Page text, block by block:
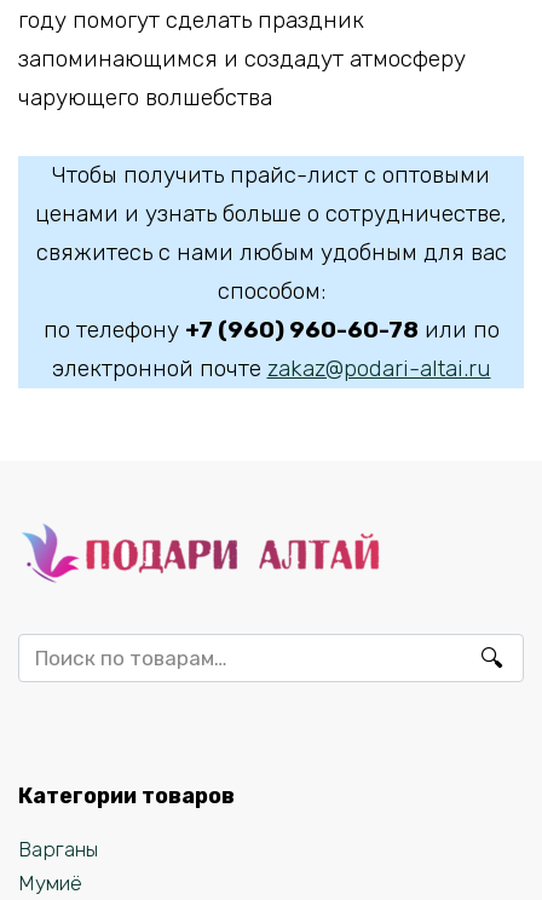
году помогут сделать праздник
запоминающимся и создадут атмосферу
чарующего волшебства
Чтобы получить прайс-лист с оптовыми
ценами и узнать больше о сотрудничестве,
свяжитесь с нами любым удобным для вас
способом:
по телефону +7 (960) 960-60-78 или по
электронной почте zakaz@podari-altai.ru
Искать:
Категории товаров
Варганы
Мумиё